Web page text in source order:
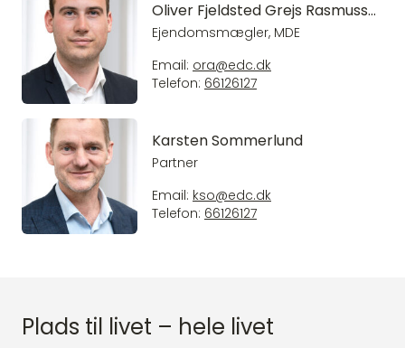
Oliver Fjeldsted Grejs Rasmussen
Ejendomsmægler, MDE
Email: ora@edc.dk
Telefon: 66126127
Karsten Sommerlund
Partner
Email: kso@edc.dk
Telefon: 66126127
Plads til livet – hele livet